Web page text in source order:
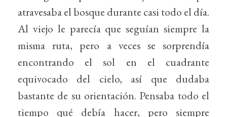
atravesaba el bosque durante casi todo el día.
Al viejo le parecía que seguían siempre la
misma ruta, pero a veces se sorprendía
encontrando el sol en el cuadrante
equivocado del cielo, así que dudaba
bastante de su orientación. Pensaba todo el
tiempo qué debía hacer, pero siempre